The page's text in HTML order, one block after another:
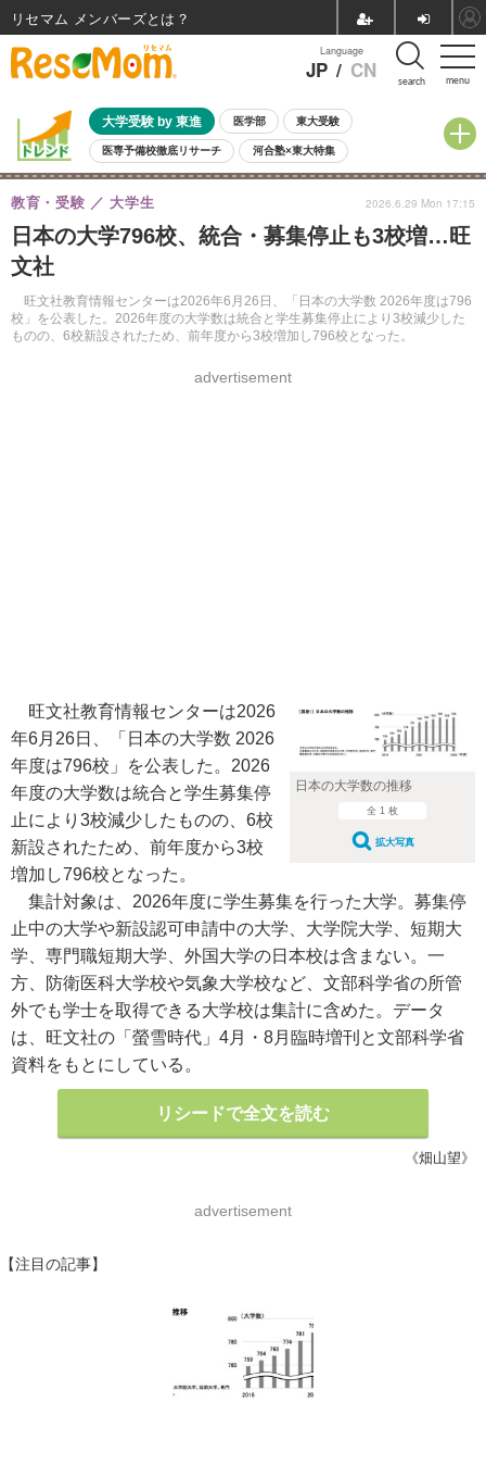
menu
Language
JP / CN search
大学受験 by 東進 医学部 東大受験
医専予備校徹底リサーチ 河合塾×東大特集
親子で考える大学選び 高校受験 中学受験 小学校受験
共通テスト 夏休み
8月開催イベント・WS 全国公立高校 過去問 人気記事
自由研究教材（小学生向け）
日本の大学796校、統合・募集停止も3校増…旺
文社
旺文社教育情報センターは2026年6月26日、「日本の大学数 2026年度は796
校」を公表した。2026年度の大学数は統合と学生募集停止により3校減少した
ものの、6校新設されたため、前年度から3校増加し796校となった。
教育・受験 大学生
advertisement
2026.6.29 Mon 17:15
日本の大学数の推移
全 1 枚
拡大写真
旺文社教育情報センターは2026
年6月26日、「日本の大学数 2026
年度は796校」を公表した。2026
年度の大学数は統合と学生募集停
止により3校減少したものの、6校
新設されたため、前年度から3校
増加し796校となった。
集計対象は、2026年度に学生募集を行った大学。募集停
止中の大学や新設認可申請中の大学、大学院大学、短期大
学、専門職短期大学、外国大学の日本校は含まない。一
方、防衛医科大学校や気象大学校など、文部科学省の所管
外でも学士を取得できる大学校は集計に含めた。データ
は、旺文社の「螢雪時代」4月・8月臨時増刊と文部科学省
資料をもとにしている。
リシードで全文を読む
《畑山望》
advertisement
【注目の記事】
リセマム メンバーズ